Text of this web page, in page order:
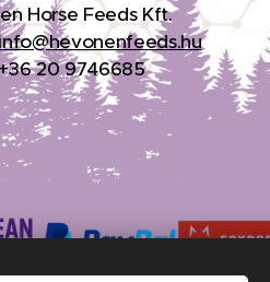
Horse Feeds Kft.
info@hevonenfeeds.hu
20 9746685